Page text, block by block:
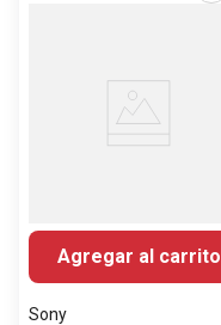
Agregar al carrito
Sony